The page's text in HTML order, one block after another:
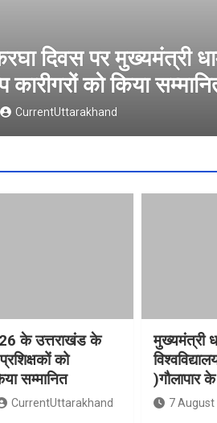
गेम्स 2026 के
को मुख्यमंत्री
7 August 2026 CurrentUttarakhand
के उत्तराखंड के
को
सम्मानित
CurrentUttarakhand
मुख्यमंत्री
)गौलापार के
7 August